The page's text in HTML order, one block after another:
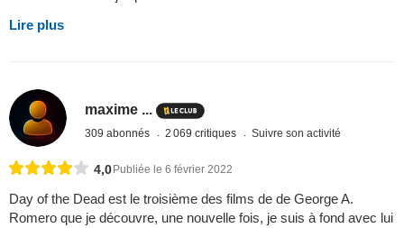
Lire plus
maxime ...
309 abonnés 2 069 critiques Suivre son activité
4,0 Publiée le 6 février 2022
Day of the Dead est le troisième des films de de George A.
Romero que je découvre, une nouvelle fois, je suis à fond avec lui